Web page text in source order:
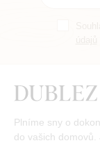
Plníme sny o
do vašich domovů.